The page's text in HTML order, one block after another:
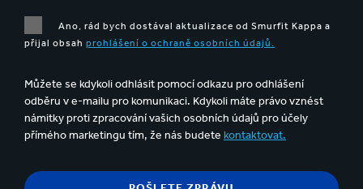
Ano, rád bych dostával aktualizace od Smurfit Kappa a
přijal obsah prohlášení o ochraně osobních údajů.
Můžete se kdykoli odhlásit pomocí odkazu pro odhlášení
odběru v e-mailu pro komunikaci. Kdykoli máte právo vznést
námitky proti zpracování vašich osobních údajů pro účely
přímého marketingu tím, že nás budete kontaktovat.